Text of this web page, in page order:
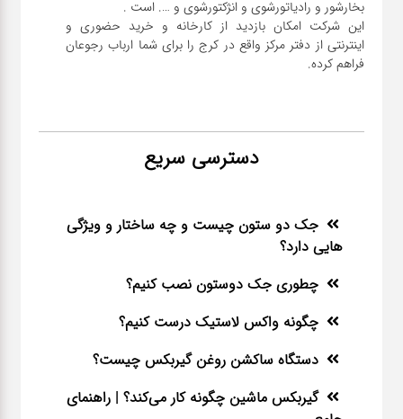
این شرکت امکان بازدید از کارخانه و خرید حضوری و
اینترنتی از دفتر مرکز واقع در کرج را برای شما ارباب رجوعان
فراهم کرده.
دسترسی سریع
جک دو ستون چیست و چه ساختار و ویژگی
هایی دارد؟
چطوری جک دوستون نصب کنیم؟
چگونه واکس لاستیک درست کنیم؟
دستگاه ساکشن روغن گیربکس چیست؟
گیربکس ماشین چگونه کار می‌کند؟ | راهنمای